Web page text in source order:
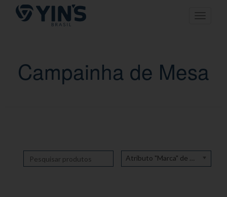
Pular
para
Toggle
Campainha de Mesa
Atributo "Marca" de produto